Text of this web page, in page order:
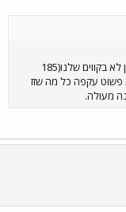
הם לא נוסעות וגם כבר ממזמן לא בקווים שלנו(185
ושות).אגב לפני יומיים ה2319 פשוט עקפה כל מה שזז
מעולה.